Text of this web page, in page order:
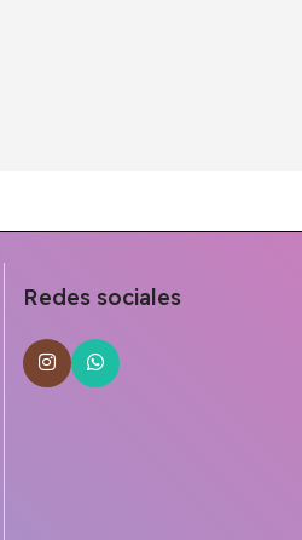
Redes sociales